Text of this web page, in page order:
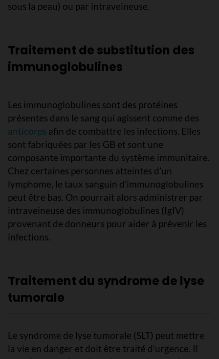
sous la peau) ou par intraveineuse.
Traitement de substitution des
immunoglobulines
Les immunoglobulines sont des protéines
présentes dans le sang qui agissent comme des
anticorps afin de combattre les infections. Elles
sont fabriquées par les GB et sont une
composante importante du système immunitaire.
Chez certaines personnes atteintes d’un
lymphome, le taux sanguin d’immunoglobulines
peut être bas. On pourrait alors administrer par
intraveineuse des immunoglobulines (IgIV)
provenant de donneurs pour aider à prévenir les
infections.
Traitement du syndrome de lyse
tumorale
Le syndrome de lyse tumorale (SLT) peut mettre
la vie en danger et doit être traité d’urgence. Il